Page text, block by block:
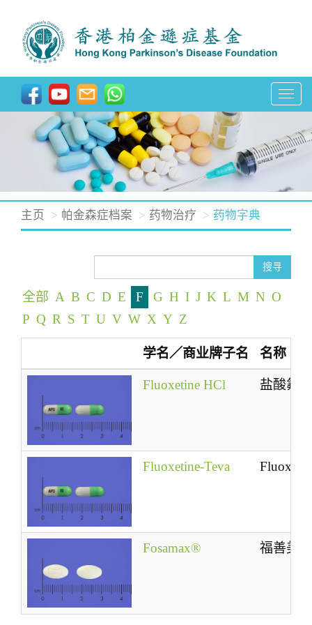
T
o
g
g
e
a
i
o
n
主页 帕金森症档案 药物治疗 药物字典
搜寻
全部 A B C D E F G H I J K L M N O
P Q R S T U V W X Y Z
学名／商业牌子名 名称
Fluoxetine HCl 盐酸氟
Fluoxetine-Teva
Fosamax® 福善美®